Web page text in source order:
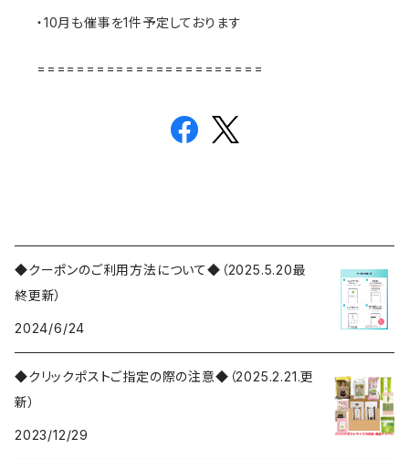
・10月も催事を1件予定しております
=======================
◆クーポンのご利用方法について◆（2025.5.20最
終更新）
2024/6/24
◆クリックポストご指定の際の注意◆（2025.2.21.更
新）
2023/12/29